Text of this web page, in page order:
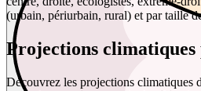
(urbain, périurbain, rural) et par taille
Projections climatiques
Découvrez les projections climatiques